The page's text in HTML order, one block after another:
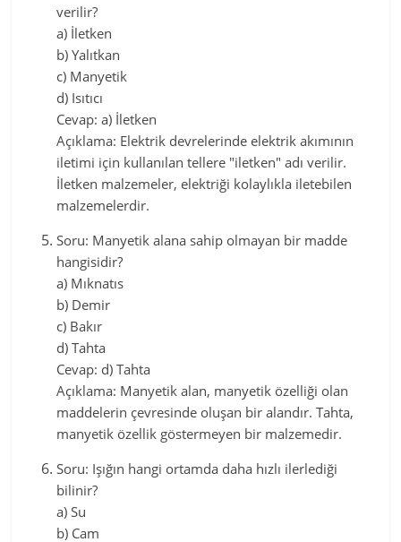
verilir?
a) İletken
b) Yalıtkan
c) Manyetik
d) Isıtıcı
Cevap: a) İletken
Açıklama: Elektrik devrelerinde elektrik akımının
iletimi için kullanılan tellere "iletken" adı verilir.
İletken malzemeler, elektriği kolaylıkla iletebilen
malzemelerdir.
Soru: Manyetik alana sahip olmayan bir madde
hangisidir?
a) Mıknatıs
b) Demir
c) Bakır
d) Tahta
Cevap: d) Tahta
Açıklama: Manyetik alan, manyetik özelliği olan
maddelerin çevresinde oluşan bir alandır. Tahta,
manyetik özellik göstermeyen bir malzemedir.
Soru: Işığın hangi ortamda daha hızlı ilerlediği
bilinir?
a) Su
b) Cam